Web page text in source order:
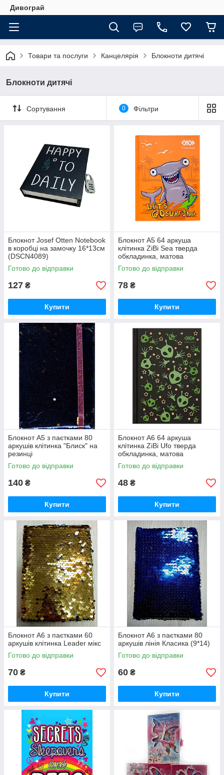
Дивограй
Товари та послуги Канцелярія Блокноти дитячі
Блокноти дитячі
Сортування 0 Фільтри
Блокнот Josef Otten Notebook
в коробці на замочку 16*13см
(DSCN4089)
Готово до відправки
127 ₴
Купити
Блокнот А5 64 аркуша
клітинка ZiBi Sea тверда
обкладинка, матова
ламінація+лак, KIDS Line,
помаранчевий
Готово до відправки
78 ₴
Купити
Блокнот А5 з паєтками 80
аркушів клітинка "Блиск" на
резинці
Готово до відправки
140 ₴
Купити
Блокнот А6 64 аркуша
клітинка ZiBi Ufo тверда
обкладинка, матова
ламінація+лак, KIDS Line,
чорний
Готово до відправки
48 ₴
Купити
Блокнот А6 з паєтками 60
аркушів клітинка Leader мікс
Готово до відправки
70 ₴
Купити
Блокнот А6 з паєтками 80
аркушів лінія Класика (9*14)
Готово до відправки
60 ₴
Купити